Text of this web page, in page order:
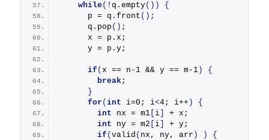
while( !q.empty())
{
      p = q.
front () ;
      q.
pop () ;
      x = p.
x ;
      y = p.
y;
if (x == n-1 && y == m-1 )
{
break;
}
for (int i=0; i<4; i++ )
{
int nx = m1 i
+ x;
int ny = m2 i
+ y;
if (valid ( nx, ny, arr ) )
{